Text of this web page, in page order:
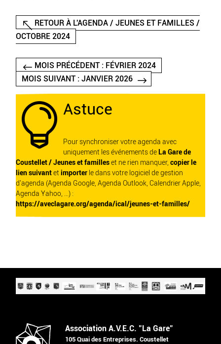
RETOUR À L'AGENDA / JEUNES ET FAMILLES /
OCTOBRE 2024
MOIS PRÉCÉDENT : FÉVRIER 2024
MOIS SUIVANT : JANVIER 2026
 Astuce
Pour synchroniser votre agenda avec
uniquement les événements de La Gare de
Coustellet / Jeunes et familleset ne rien manquer, copier le
lien suivantet importer le dans votre logiciel de gestion
d'agenda (Agenda Google, Agenda Outlook, Calendrier Apple,
Agenda Yahoo, ...) :
https://aveclagare.org/agenda/ical/jeunes-et-familles/
Association A.V.E.C. "La Gare"
105 Quai des Entreprises. Coustellet